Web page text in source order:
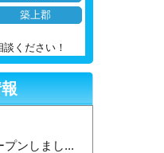
築上郡
ください！
プンしまし...